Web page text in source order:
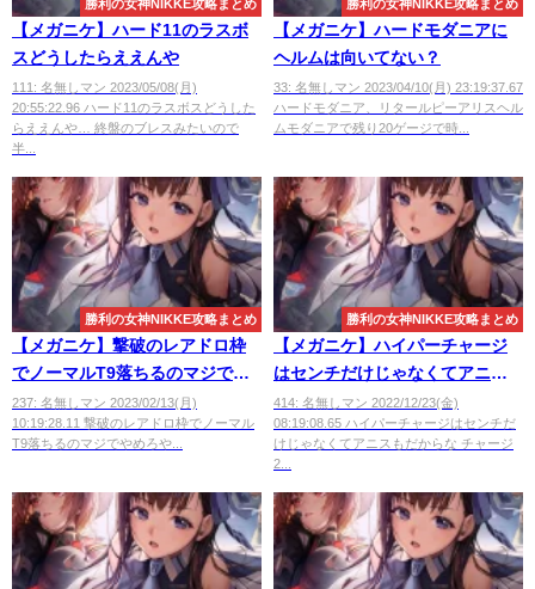
勝利の女神NIKKE攻略まとめ
【メガニケ】ハード11のラスボ
スどうしたらええんや
111: 名無しマン 2023/05/08(月)
20:55:22.96 ハード11のラスボスどうした
らええんや… 終盤のブレスみたいので
半...
勝利の女神NIKKE攻略まとめ
【メガニケ】ハードモダニアに
ヘルムは向いてない？
33: 名無しマン 2023/04/10(月) 23:19:37.67
ハードモダニア、リタールピーアリスヘル
ムモダニアで残り20ゲージで時...
勝利の女神NIKKE攻略まとめ
【メガニケ】撃破のレアドロ枠
でノーマルT9落ちるのマジでや
めろや
237: 名無しマン 2023/02/13(月)
10:19:28.11 撃破のレアドロ枠でノーマル
T9落ちるのマジでやめろや...
勝利の女神NIKKE攻略まとめ
【メガニケ】ハイパーチャージ
はセンチだけじゃなくてアニス
も
414: 名無しマン 2022/12/23(金)
08:19:08.65 ハイパーチャージはセンチだ
けじゃなくてアニスもだからな チャージ
2...